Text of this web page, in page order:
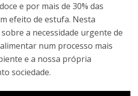
e por mais de 30% das
efeito de estufa. Nesta
a necessidade urgente de
num processo mais
e a nossa própria
sociedade.